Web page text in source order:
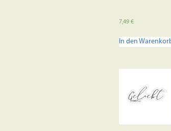
7,49 €
In den